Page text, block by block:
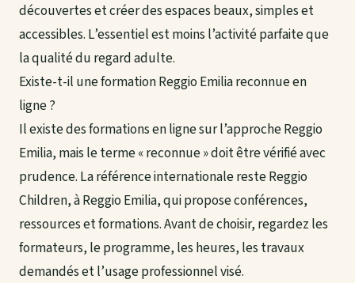
découvertes et créer des espaces beaux, simples et
accessibles. L’essentiel est moins l’activité parfaite que
la qualité du regard adulte.
Existe-t-il une formation Reggio Emilia reconnue en
ligne ?
Il existe des formations en ligne sur l’approche Reggio
Emilia, mais le terme « reconnue » doit être vérifié avec
prudence. La référence internationale reste Reggio
Children, à Reggio Emilia, qui propose conférences,
ressources et formations. Avant de choisir, regardez les
formateurs, le programme, les heures, les travaux
demandés et l’usage professionnel visé.